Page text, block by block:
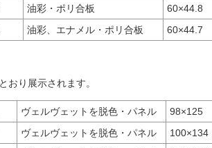
油彩・ポリ合板
60×44.8
油彩、エナメル・ポリ合板 60×44.7
おり展示されます。
ヴェルヴェットを脱色・パネル
98×125
ヴェルヴェットを脱色・パネル 100×134